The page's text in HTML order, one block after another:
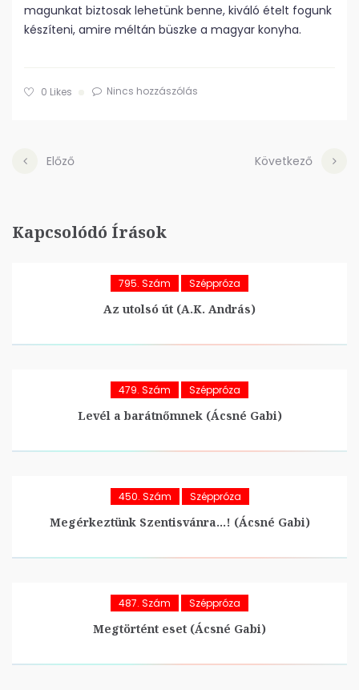
magunkat biztosak lehetünk benne, kiváló ételt fogunk
készíteni, amire méltán büszke a magyar konyha.
0 Likes Nincs hozzászólás
Előző Következő
Kapcsolódó Írások
795. Szám Széppróza
Az utolsó út (A.K. András)
479. Szám Széppróza
Levél a barátnőmnek (Ácsné Gabi)
450. Szám Széppróza
Megérkeztünk Szentisvánra…! (Ácsné Gabi)
487. Szám Széppróza
Megtörtént eset (Ácsné Gabi)